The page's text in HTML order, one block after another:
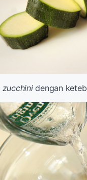
zucchinidengan